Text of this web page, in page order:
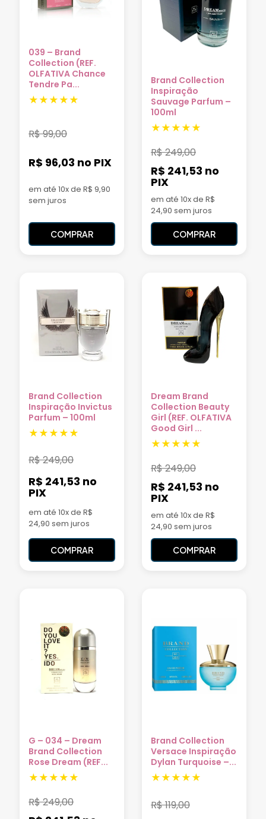
039 – Brand
Collection (REF.
OLFATIVA Chance
Tendre Pa...
R$99,00
R$ 96,03 no PIX
em até 10x de R$ 9,90
sem juros
COMPRAR
Brand Collection
Inspiração
Sauvage Parfum –
100ml
R$249,00
R$ 241,53 no
PIX
em até 10x de R$
24,90 sem juros
COMPRAR
Brand Collection
Inspiração Invictus
Parfum – 100ml
R$249,00
R$ 241,53 no
PIX
em até 10x de R$
24,90 sem juros
COMPRAR
Dream Brand
Collection Beauty
Girl (REF. OLFATIVA
Good Girl ...
R$249,00
R$ 241,53 no
PIX
em até 10x de R$
24,90 sem juros
COMPRAR
G – 034 – Dream
Brand Collection
Rose Dream (REF...
R$249,00
Brand Collection
Versace Inspiração
Dylan Turquoise –...
R$119,00